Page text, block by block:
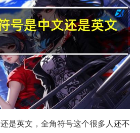
是英文，全角符号这个很多人还不